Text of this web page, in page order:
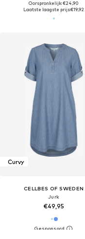
Oorspronkelijk: €24,90
Laatste laagste prijs:€19,92
Curvy
CELLBES OF SWEDEN
Jurk
€49,95